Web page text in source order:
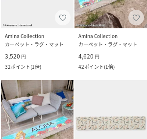
Amina Collection
カーペット・ラグ・マット
3,520 円
32ポイント(1倍)
Amina Collection
カーペット・ラグ・マット
4,620 円
42ポイント(1倍)